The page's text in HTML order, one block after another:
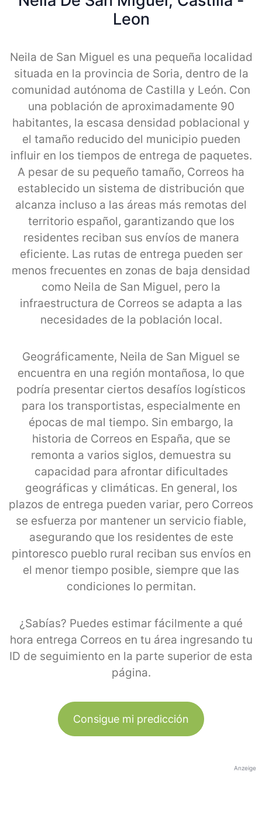
Leon
Neila de San Miguel es una pequeña localidad
situada en la provincia de Soria, dentro de la
comunidad autónoma de Castilla y León. Con
una población de aproximadamente 90
habitantes, la escasa densidad poblacional y
el tamaño reducido del municipio pueden
influir en los tiempos de entrega de paquetes.
A pesar de su pequeño tamaño, Correos ha
establecido un sistema de distribución que
alcanza incluso a las áreas más remotas del
territorio español, garantizando que los
residentes reciban sus envíos de manera
eficiente. Las rutas de entrega pueden ser
menos frecuentes en zonas de baja densidad
como Neila de San Miguel, pero la
infraestructura de Correos se adapta a las
necesidades de la población local.
Geográficamente, Neila de San Miguel se
encuentra en una región montañosa, lo que
podría presentar ciertos desafíos logísticos
para los transportistas, especialmente en
épocas de mal tiempo. Sin embargo, la
historia de Correos en España, que se
remonta a varios siglos, demuestra su
capacidad para afrontar dificultades
geográficas y climáticas. En general, los
plazos de entrega pueden variar, pero Correos
se esfuerza por mantener un servicio fiable,
asegurando que los residentes de este
pintoresco pueblo rural reciban sus envíos en
el menor tiempo posible, siempre que las
condiciones lo permitan.
¿Sabías? Puedes estimar fácilmente a qué
hora entrega Correos en tu área ingresando tu
ID de seguimiento en la parte superior de esta
página.
Consigue mi predicción
Anzeige